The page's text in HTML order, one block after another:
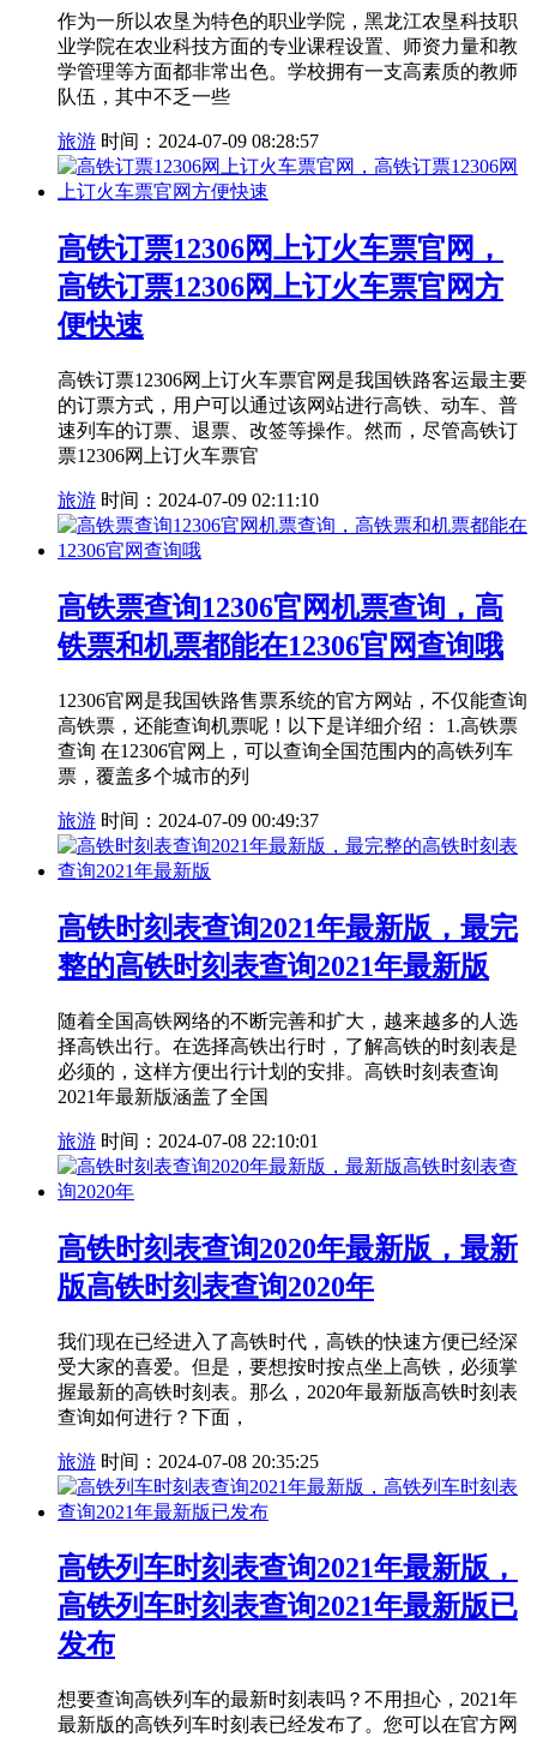
作为一所以农垦为特色的职业学院，黑龙江农垦科技职
业学院在农业科技方面的专业课程设置、师资力量和教
学管理等方面都非常出色。学校拥有一支高素质的教师
队伍，其中不乏一些
旅游 时间：2024-07-09 08:28:57
高铁订票12306网上订火车票官网，
高铁订票12306网上订火车票官网方
便快速
高铁订票12306网上订火车票官网是我国铁路客运最主要
的订票方式，用户可以通过该网站进行高铁、动车、普
速列车的订票、退票、改签等操作。然而，尽管高铁订
票12306网上订火车票官
旅游 时间：2024-07-09 02:11:10
高铁票查询12306官网机票查询，高
铁票和机票都能在12306官网查询哦
12306官网是我国铁路售票系统的官方网站，不仅能查询
高铁票，还能查询机票呢！以下是详细介绍： 1.高铁票
查询 在12306官网上，可以查询全国范围内的高铁列车
票，覆盖多个城市的列
旅游 时间：2024-07-09 00:49:37
高铁时刻表查询2021年最新版，最完
整的高铁时刻表查询2021年最新版
随着全国高铁网络的不断完善和扩大，越来越多的人选
择高铁出行。在选择高铁出行时，了解高铁的时刻表是
必须的，这样方便出行计划的安排。高铁时刻表查询
2021年最新版涵盖了全国
旅游 时间：2024-07-08 22:10:01
高铁时刻表查询2020年最新版，最新
版高铁时刻表查询2020年
我们现在已经进入了高铁时代，高铁的快速方便已经深
受大家的喜爱。但是，要想按时按点坐上高铁，必须掌
握最新的高铁时刻表。那么，2020年最新版高铁时刻表
查询如何进行？下面，
旅游 时间：2024-07-08 20:35:25
高铁列车时刻表查询2021年最新版，
高铁列车时刻表查询2021年最新版已
发布
想要查询高铁列车的最新时刻表吗？不用担心，2021年
最新版的高铁列车时刻表已经发布了。您可以在官方网